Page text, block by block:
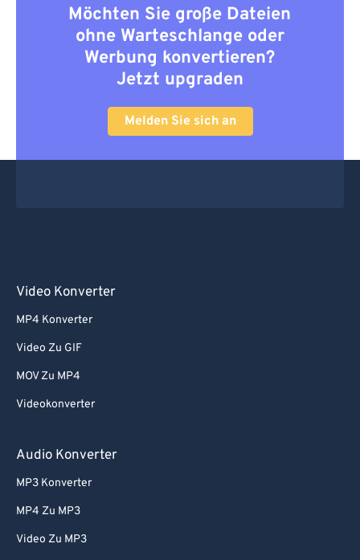
Möchten Sie große Dateien
ohne Warteschlange oder
Werbung konvertieren?
Jetzt upgraden
Melden Sie sich an
Video Konverter
MP4 Konverter
Video Zu GIF
MOV Zu MP4
Videokonverter
Audio Konverter
MP3 Konverter
MP4 Zu MP3
Video Zu MP3